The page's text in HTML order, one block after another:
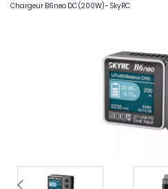
Chargeur B6neo DC (200W) - SkyRC